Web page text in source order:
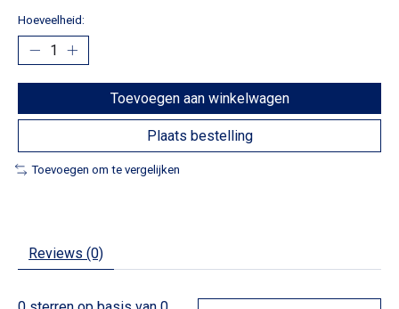
Hoeveelheid:
Toevoegen aan winkelwagen
Plaats bestelling
Toevoegen om te vergelijken
Reviews (0)